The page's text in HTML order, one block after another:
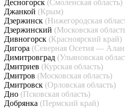
Десногорск (Смоленская область)
Джанкой (Крым)
Дзержинск (Нижегородская
Дзержинский (Московская
Дивногорск (Красноярский край)
Дигора (Северная Осетия —
Димитровград (Ульяновская
Дмитриев (Курская область)
Дмитров (Московская область)
Дмитровск (Орловская область)
Дно (Псковская область)
Добрянка (Пермский край)